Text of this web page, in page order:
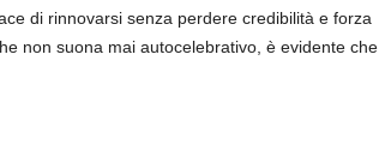
di rinnovarsi senza perdere credibilità e forza
non suona mai autocelebrativo, è evidente che